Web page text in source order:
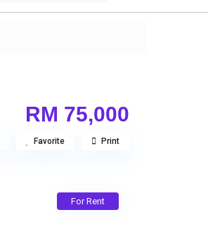
RM 75,000
Favorite Print
For Rent